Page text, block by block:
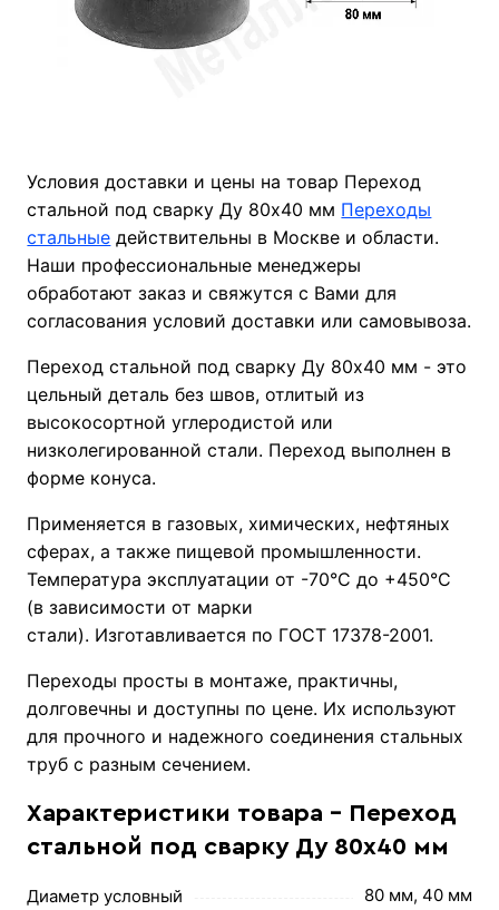
Условия доставки и цены на товар Переход
стальной под сварку Ду 80х40 мм Переходы
стальные действительны в Москве и области.
Наши профессиональные менеджеры
обработают заказ и свяжутся с Вами для
согласования условий доставки или самовывоза.
Переход стальной под сварку Ду 80х40 мм - это
цельный деталь без швов, отлитый из
высокосортной углеродистой или
низколегированной стали. Переход выполнен в
форме конуса.
Применяется в газовых, химических, нефтяных
сферах, а также пищевой промышленности.
Температура эксплуатации от -70°С до +450°С
(в зависимости от марки
стали). Изготавливается по ГОСТ 17378-2001.
Переходы просты в монтаже, практичны,
долговечны и доступны по цене. Их используют
для прочного и надежного соединения стальных
труб с разным сечением.
Характеристики товара - Переход
стальной под сварку Ду 80х40 мм
Диаметр условный 80 мм, 40 мм